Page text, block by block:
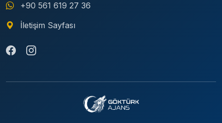
+90 561 619 27 36
İletişim Sayfası